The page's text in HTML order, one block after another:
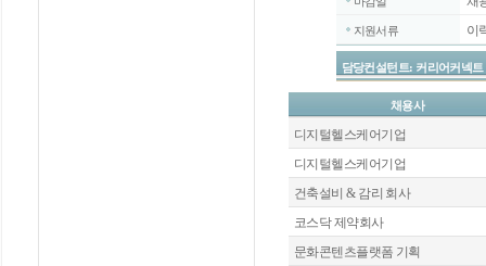
지원서류 이
담당컨설턴트: 커리어커넥트
채용사
디지털헬스케어기업
디지털헬스케어기업
건축설비 & 감리 회사
코스닥 제약회사
문화콘텐츠플랫폼 기획